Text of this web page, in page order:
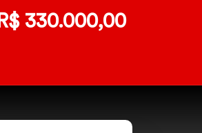
R$ 330.000,00